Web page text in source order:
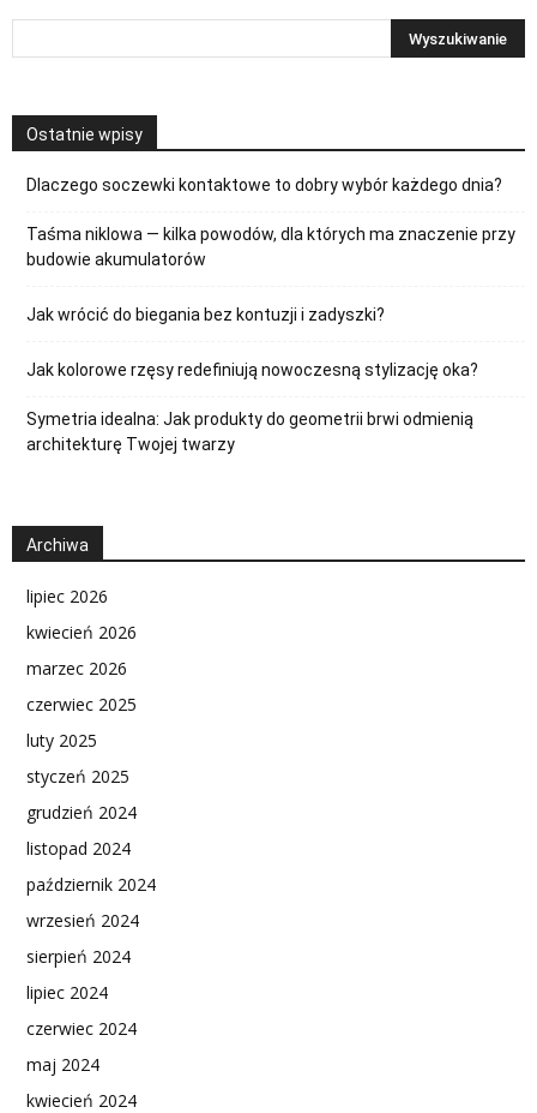
Ostatnie wpisy
Dlaczego soczewki kontaktowe to dobry wybór każdego dnia?
Taśma niklowa — kilka powodów, dla których ma znaczenie przy
budowie akumulatorów
Jak wrócić do biegania bez kontuzji i zadyszki?
Jak kolorowe rzęsy redefiniują nowoczesną stylizację oka?
Symetria idealna: Jak produkty do geometrii brwi odmienią
architekturę Twojej twarzy
Archiwa
lipiec 2026
kwiecień 2026
marzec 2026
czerwiec 2025
luty 2025
styczeń 2025
grudzień 2024
listopad 2024
październik 2024
wrzesień 2024
sierpień 2024
lipiec 2024
czerwiec 2024
maj 2024
kwiecień 2024